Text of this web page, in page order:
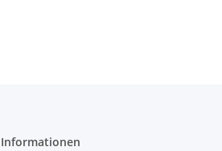
Informationen